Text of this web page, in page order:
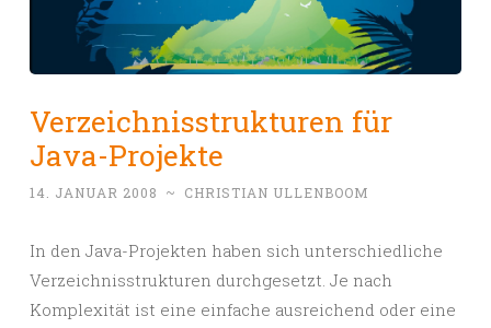
Verzeichnisstrukturen für
Java-Projekte
14. JANUAR 2008 ~ CHRISTIAN ULLENBOOM
In den Java-Projekten haben sich unterschiedliche
Verzeichnisstrukturen durchgesetzt. Je nach
Komplexität ist eine einfache ausreichend oder eine